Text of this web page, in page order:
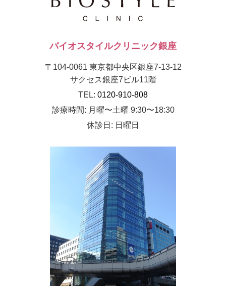
バイオスタイルクリニック銀座
〒104-0061 東京都中央区銀座7-13-12
サクセス銀座7ビル11階
TEL: 0120-910-808
診療時間: 月曜〜土曜 9:30〜18:30
休診日: 日曜日